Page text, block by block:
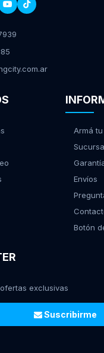
Armá tu
Envíos
Botón
exclusivas
Suscribirme